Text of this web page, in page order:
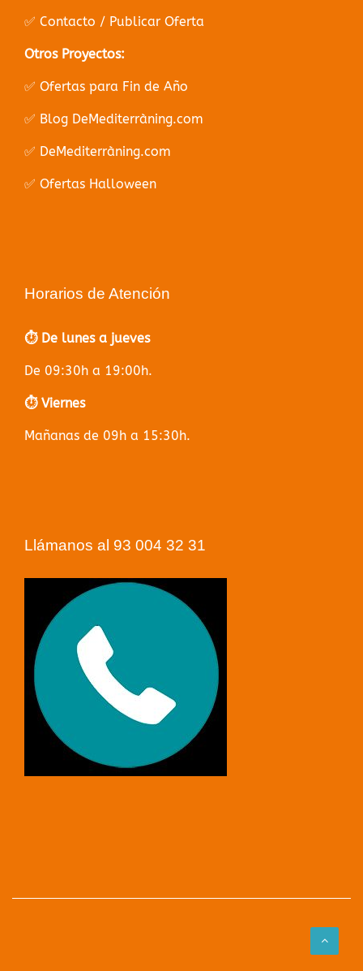
✅ Contacto / Publicar Oferta
Otros Proyectos:
✅ Ofertas para Fin de Año
✅ Blog DeMediterràning.com
✅ DeMediterràning.com
✅ Ofertas Halloween
Horarios de Atención
⏱️ De lunes a jueves
De 09:30h a 19:00h.
⏱️ Viernes
Mañanas de 09h a 15:30h.
Llámanos al 93 004 32 31